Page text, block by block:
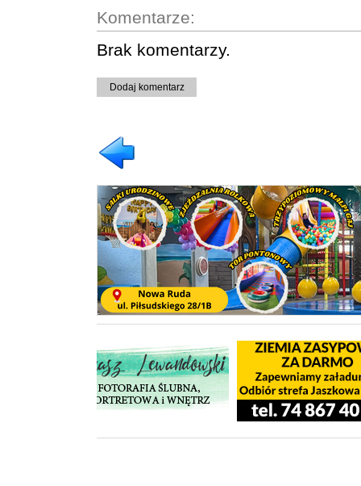
Komentarze:
Brak komentarzy.
Dodaj komentarz